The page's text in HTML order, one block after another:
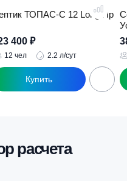
ТОПАС-С 12 Long Пр
400 ₽
12 чел 2.2 л/сут
расчета